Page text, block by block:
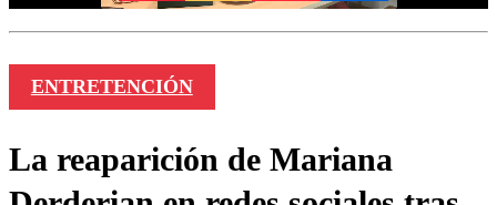
ENTRETENCIÓN
La reaparición de Mariana